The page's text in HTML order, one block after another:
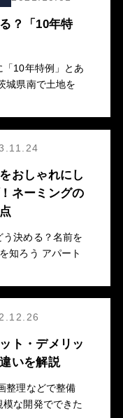
？「10年特
10年特例」とあ
城県南で土地を
おしゃれにし
ネーミングの
う決める？名前を
知ろう アパート
ト・デメリッ
いを解説
整理などで整備
模な開発でできた